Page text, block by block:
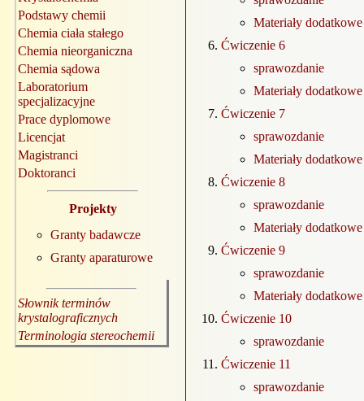
Podstawy chemii
Chemia ciała stałego
Chemia nieorganiczna
Chemia sądowa
Laboratorium
specjalizacyjne
Prace dyplomowe
Licencjat
Magistranci
Doktoranci
Projekty
Granty badawcze
Granty aparaturowe
Słownik terminów
krystalograficznych
Terminologia stereochemii
Materiały dodatkowe
Ćwiczenie 6
sprawozdanie
Materiały dodatkowe
Ćwiczenie 7
sprawozdanie
Materiały dodatkowe
Ćwiczenie 8
sprawozdanie
Materiały dodatkowe
Ćwiczenie 9
sprawozdanie
Materiały dodatkowe
Ćwiczenie 10
sprawozdanie
Ćwiczenie 11
sprawozdanie